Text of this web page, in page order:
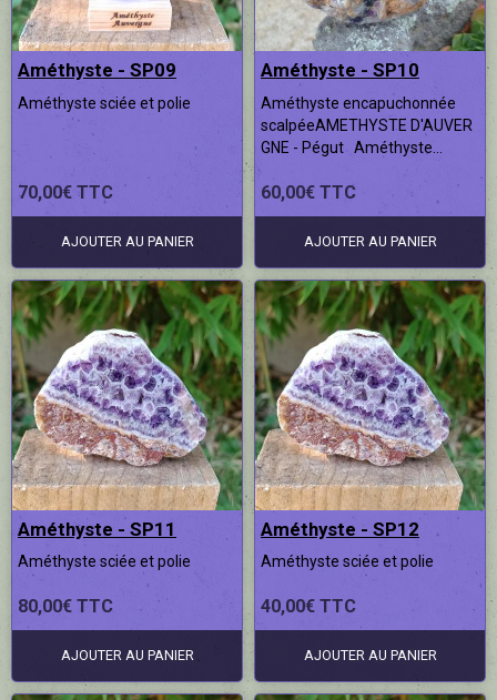
Améthyste - SP09
Améthyste sciée et polie
70,00€ TTC
AJOUTER AU PANIER
Améthyste - SP10
Améthyste encapuchonnée
scalpéeAMETHYSTE D'AUVER
GNE - Pégut Améthyste...
60,00€ TTC
AJOUTER AU PANIER
Améthyste - SP11
Améthyste sciée et polie
80,00€ TTC
AJOUTER AU PANIER
Améthyste - SP12
Améthyste sciée et polie
40,00€ TTC
AJOUTER AU PANIER